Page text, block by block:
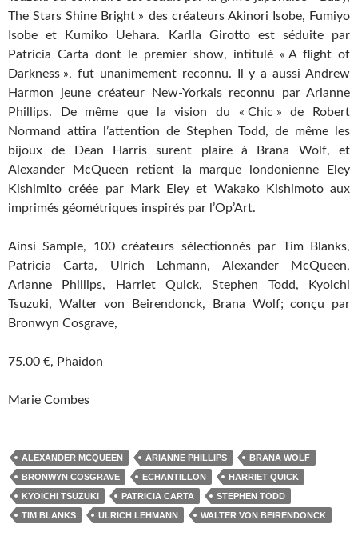
The Stars Shine Bright » des créateurs Akinori Isobe, Fumiyo
Isobe et Kumiko Uehara. Karlla Girotto est séduite par
Patricia Carta dont le premier show, intitulé « A flight of
Darkness », fut unanimement reconnu. Il y a aussi Andrew
Harmon jeune créateur New-Yorkais reconnu par Arianne
Phillips. De même que la vision du « Chic » de Robert
Normand attira l’attention de Stephen Todd, de même les
bijoux de Dean Harris surent plaire à Brana Wolf, et
Alexander McQueen retient la marque londonienne Eley
Kishimito créée par Mark Eley et Wakako Kishimoto aux
imprimés géométriques inspirés par l’Op’Art.
Ainsi Sample, 100 créateurs sélectionnés par Tim Blanks,
Patricia Carta, Ulrich Lehmann, Alexander McQueen,
Arianne Phillips, Harriet Quick, Stephen Todd, Kyoichi
Tsuzuki, Walter von Beirendonck, Brana Wolf; conçu par
Bronwyn Cosgrave,
75.00 €, Phaidon
Marie Combes
ALEXANDER MCQUEEN ARIANNE PHILLIPS
BRANA WOLF
BRONWYN COSGRAVE
ECHANTILLON
HARRIET QUICK
KYOICHI TSUZUKI
PATRICIA CARTA
STEPHEN TODD
TIM BLANKS
ULRICH LEHMANN WALTER VON BEIRENDONCK